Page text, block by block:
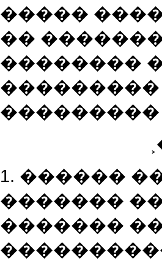
�����
��
��������
���������
1. ������
�������
�������